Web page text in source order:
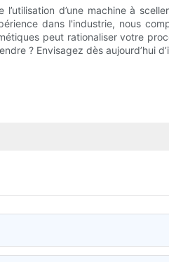
l’utilisation d’une machine à
dans l'industrie, nous
peut rationaliser votre
? Envisagez dès aujourd’hui